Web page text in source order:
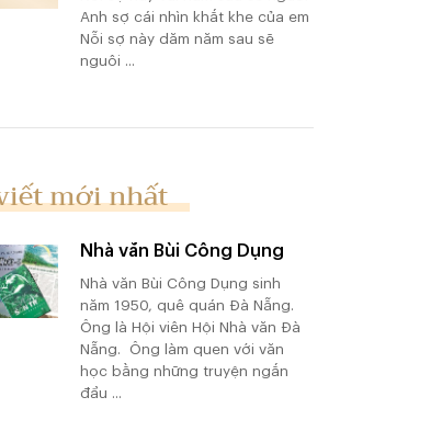
Anh sợ cái nhìn khắt khe của em
Nỗi sợ này dăm năm sau sẽ
nguôi ...
mới nhất
Nhà văn Bùi Công Dụng
Nhà văn Bùi Công Dụng sinh
năm 1950, quê quán Đà Nẵng.
Ông là Hội viên Hội Nhà văn Đà
Nẵng. Ông làm quen với văn
học bằng những truyện ngắn
đầu ...